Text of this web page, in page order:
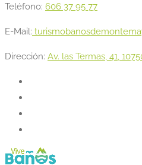
Teléfono: 606 37 95 77
E-Mail:
Dirección: Av. las Termas, 41,